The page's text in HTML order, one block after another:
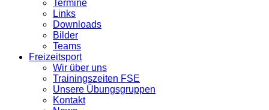
Termine
Links
Downloads
Bilder
Teams
Freizeitsport
Wir über uns
Trainingszeiten FSE
Unsere Übungsgruppen
Kontakt